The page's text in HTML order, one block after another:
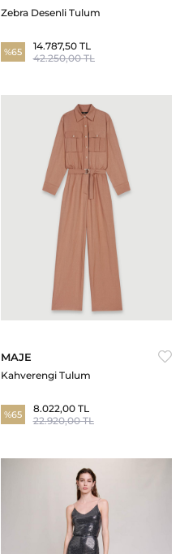
Zebra Desenli Tulum
%65
14.787,50 TL
42.250,00 TL
MAJE
Kahverengi Tulum
%65
8.022,00 TL
22.920,00 TL